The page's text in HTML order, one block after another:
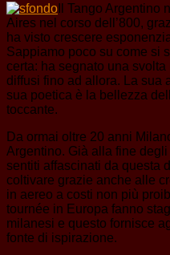
Il Tango
Aires nel corso dell’800,
ha visto crescere
Sappiamo poco su come si
certa: ha segnato una
diffusi fino ad allora. La sua
sua poetica è la bellezza
toccante.
Da ormai oltre 20 anni
Argentino. Già alla fine
sentiti affascinati da questa
coltivare grazie anche alle
in aereo a costi non più
tournée in Europa fanno
milanesi e questo fornisce
fonte di ispirazione.